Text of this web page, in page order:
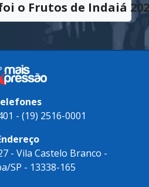
o Frutos de Indaiá
- (19) 2516-0001
- Vila Castelo Branco -
SP - 13338-165